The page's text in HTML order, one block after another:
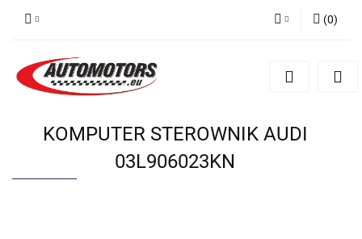
Zarejestruj się
(0)
KOMPUTER STEROWNIK AUDI
03L906023KN